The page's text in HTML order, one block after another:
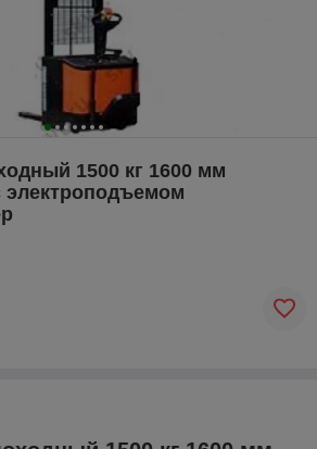
1500 кг 1600 мм
электроподъемом